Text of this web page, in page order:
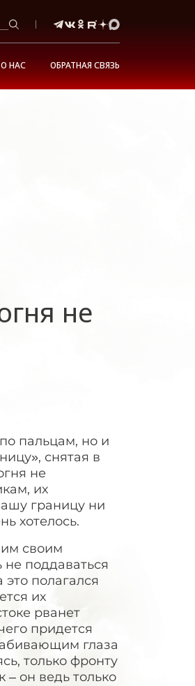
О НАС ОБРАТНАЯ СВЯЗЬ
не
пальцам, но и
снятая в
не
их
границу ни
хотелось.
своим
поддаваться
полагался
их
рванет
придется
глаза
только фронту
– он ведь только